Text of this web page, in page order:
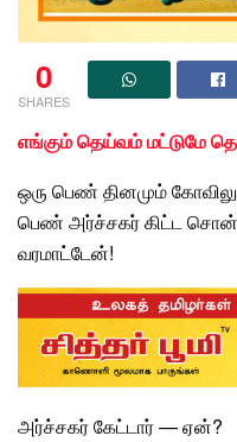
0
SHARES
எங்கும் தெய்வம் மட்டுமே
ஒரு பெண் தினமும்
பெண் அர்ச்சகர்கிட்ட
வரமாட்டேன்!
அர்ச்சகர்கேட்டார் — ஏன்?